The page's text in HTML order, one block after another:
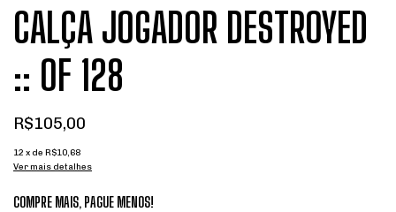
CALÇA JOGADOR DESTROYED
:: OF 128
R$105,00
12 x de R$10,68
Ver mais detalhes
COMPRE MAIS, PAGUE MENOS!